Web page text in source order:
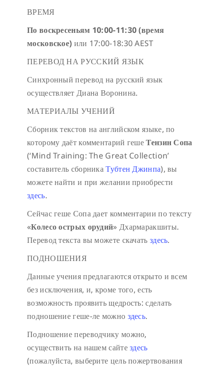
ВРЕМЯ
По воскресеньям 10:00-11:30 (время
московское) или 17:00-18:30 AEST
ПЕРЕВОД НА РУССКИЙ ЯЗЫК
Синхронный перевод на русский язык
осуществляет Диана Воронина.
МАТЕРИАЛЫ УЧЕНИЙ
Сборник текстов на английском языке, по
которому даёт комментарий гешеТензин Сопа
(‘Mind Training: The Great Collection’
составитель сборникаТубтен Джинпа), вы
можете найти и при желании приобрести
здесь.
Сейчас геше Сопа дает комментарии по тексту
«Колесо острых орудий» Дхармаракшиты.
Перевод текста вы можете скачать здесь.
ПОДНОШЕНИЯ
Данные учения предлагаются открыто и всем
без исключения, и, кроме того, есть
возможность проявить щедрость: сделать
подношение геше-ле можно здесь.
Подношение переводчику можно,
осуществить на нашем сайтездесь
(пожалуйста, выберите цель пожертвования